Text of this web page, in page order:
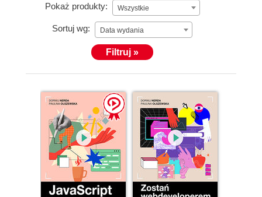
Pokaż produkty: Wszystkie
Sortuj wg: Data wydania
Filtruj »